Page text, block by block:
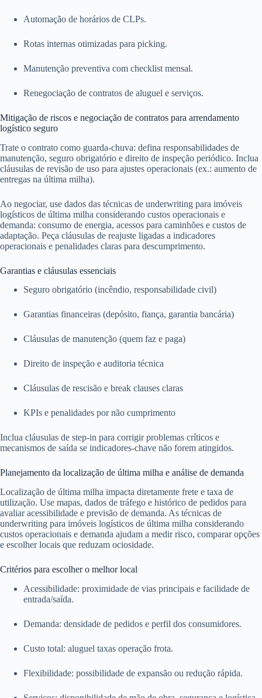
Automação de horários de CLPs.
Rotas internas otimizadas para picking.
Manutenção preventiva com checklist mensal.
Renegociação de contratos de aluguel e serviços.
Mitigação de riscos e negociação de contratos para arrendamento
logístico seguro
Trate o contrato como guarda-chuva: defina responsabilidades de
manutenção, seguro obrigatório e direito de inspeção periódico. Inclua
cláusulas de revisão de uso para ajustes operacionais (ex.: aumento de
entregas na última milha).
Ao negociar, use dados das técnicas de underwriting para imóveis
logísticos de última milha considerando custos operacionais e
demanda: consumo de energia, acessos para caminhões e custos de
adaptação. Peça cláusulas de reajuste ligadas a indicadores
operacionais e penalidades claras para descumprimento.
Garantias e cláusulas essenciais
Seguro obrigatório (incêndio, responsabilidade civil)
Garantias financeiras (depósito, fiança, garantia bancária)
Cláusulas de manutenção (quem faz e paga)
Direito de inspeção e auditoria técnica
Cláusulas de rescisão e break clauses claras
KPIs e penalidades por não cumprimento
Inclua cláusulas de step-in para corrigir problemas críticos e
mecanismos de saída se indicadores-chave não forem atingidos.
Planejamento da localização de última milha e análise de demanda
Localização de última milha impacta diretamente frete e taxa de
utilização. Use mapas, dados de tráfego e histórico de pedidos para
avaliar acessibilidade e previsão de demanda. As técnicas de
underwriting para imóveis logísticos de última milha considerando
custos operacionais e demanda ajudam a medir risco, comparar opções
e escolher locais que reduzam ociosidade.
Critérios para escolher o melhor local
Acessibilidade: proximidade de vias principais e facilidade de
entrada/saída.
Demanda: densidade de pedidos e perfil dos consumidores.
Custo total: aluguel taxas operação frota.
Flexibilidade: possibilidade de expansão ou redução rápida.